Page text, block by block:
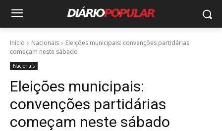
Início Nacionais
Eleições municipais: convenções partidárias
começam neste sábado
Nacionais
Eleições municipais:
convenções partidárias
começam neste sábado